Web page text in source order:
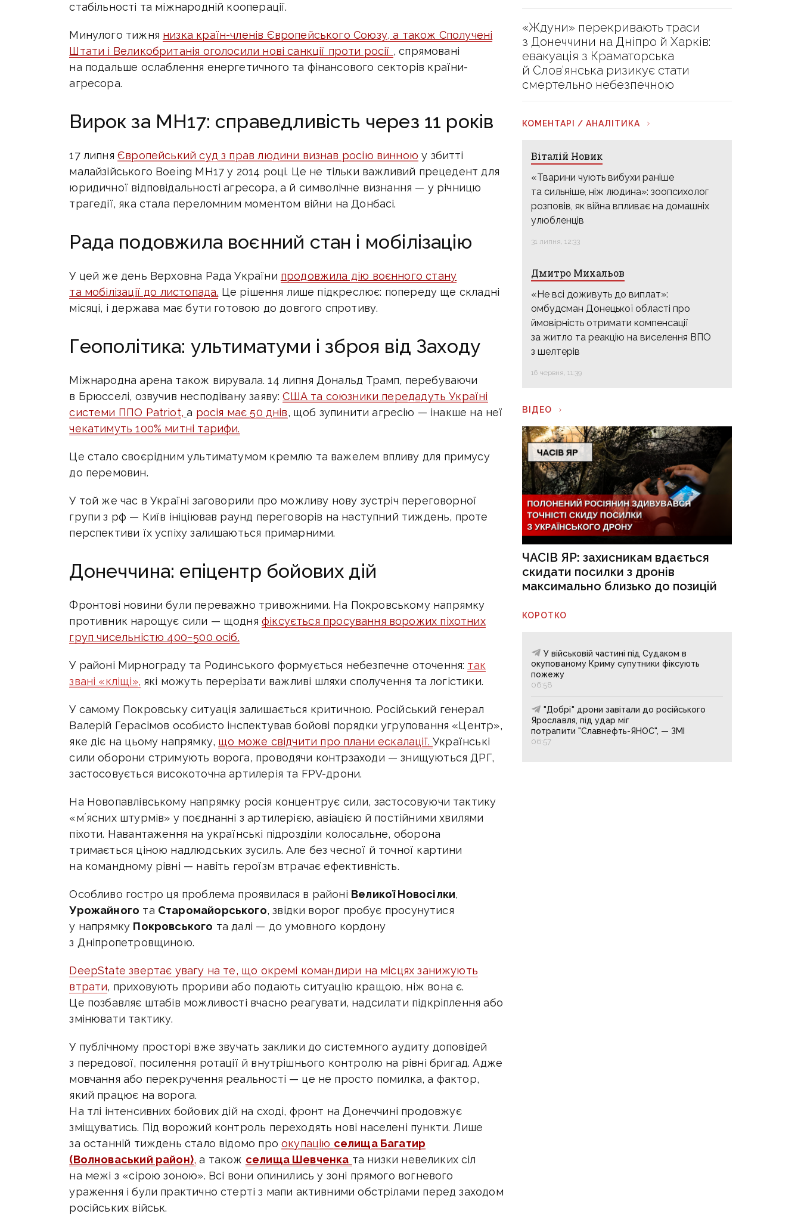
стабільності та міжнародній кооперації.
Минулого тижня низка країн-членів Європейського Союзу, а також Сполучені
Штати і Великобританія оголосили нові санкції проти росії , спрямовані
на подальше ослаблення енергетичного та фінансового секторів країни-
агресора.
Вирок за MH17: справедливість через 11 років
17 липняЄвропейський суд з прав людини визнав росію винною у збитті
малайзійського Boeing MH17 у 2014 році. Це не тільки важливий прецедент для
юридичної відповідальності агресора, а й символічне визнання — у річницю
трагедії, яка стала переломним моментом війни на Донбасі.
Рада подовжила воєнний стан і мобілізацію
У цей же день Верховна Рада України продовжила дію воєнного стану
та мобілізації до листопада. Це рішення лише підкреслює: попереду ще складні
місяці, і держава має бути готовою до довгого спротиву.
Геополітика: ультиматуми і зброя від Заходу
Міжнародна арена також вирувала. 14 липня Дональд Трамп, перебуваючи
в Брюсселі, озвучив несподівану заяву:США та союзники передадуть Україні
системи ППО Patriot,а росія має 50 днів, щоб зупинити агресію — інакше на неї
чекатимуть 100% митні тарифи.
Це стало своєрідним ультиматумом кремлю та важелем впливу для примусу
до перемовин.
У той же час в Україні заговорили про можливу нову зустріч переговорної
групи з рф — Київ ініціював раунд переговорів на наступний тиждень, проте
перспективи їх успіху залишаються примарними.
Донеччина: епіцентр бойових дій
Фронтові новини були переважно тривожними. На Покровському напрямку
противник нарощує сили — щодня фіксується просування ворожих піхотних
груп чисельністю 400−500 осіб.
У районі Мирнограду та Родинського формується небезпечне оточення: так
звані «кліщі», які можуть перерізати важливі шляхи сполучення та логістики.
У самому Покровську ситуація залишається критичною. Російський генерал
Валерій Герасімов особисто інспектував бойові порядки угруповання «Центр»,
яке діє на цьому напрямку, що може свідчити про плани ескалації.Українські
сили оборони стримують ворога, проводячи контрзаходи — знищуються ДРГ,
застосовується високоточна артилерія та FPV-дрони.
На Новопавлівському напрямку росія концентрує сили, застосовуючи тактику
«мʼясних штурмів» у поєднанні з артилерією, авіацією й постійними хвилями
піхоти. Навантаження на українські підрозділи колосальне, оборона
тримається ціною надлюдських зусиль. Але без чесної й точної картини
на командному рівні — навіть героїзм втрачає ефективність.
Особливо гостро ця проблема проявилася в районі Великої Новосілки,
Урожайного та Старомайорського, звідки ворог пробує просунутися
у напрямку Покровського та далі — до умовного кордону
з Дніпропетровщиною.
DeepState звертає увагу на те, що окремі командири на місцях занижують
втрати, приховують прориви або подають ситуацію кращою, ніж вона є.
Це позбавляє штабів можливості вчасно реагувати, надсилати підкріплення або
змінювати тактику.
У публічному просторі вже звучать заклики до системного аудиту доповідей
з передової, посилення ротації й внутрішнього контролю на рівні бригад. Адже
мовчання або перекручення реальності — це не просто помилка, а фактор,
який працює на ворога.
На тлі інтенсивних бойових дій на сході, фронт на Донеччині продовжує
зміщуватись. Під ворожий контроль переходять нові населені пункти. Лише
за останній тиждень стало відомо проокупацію селища Багатир
(Волноваський район), а також селища Шевченка та низки невеликих сіл
на межі з «сірою зоною». Всі вони опинились у зоні прямого вогневого
ураження і були практично стерті з мапи активними обстрілами перед заходом
російських військ.
«Ждуни» перекривають траси
з Донеччини на Дніпро й Харків:
евакуація з Краматорська
й Слов’янська ризикує стати
смертельно небезпечною
КОМЕНТАРІ / АНАЛІТИКА
Віталій Новик
«Тварини чують вибухи раніше
та сильніше, ніж людина»: зоопсихолог
розповів, як війна впливає на домашніх
улюбленців
31 липня, 12:33
Дмитро Михальов
«Не всі доживуть до виплат»:
омбудсман Донецької області про
ймовірність отримати компенсації
за житло та реакцію на виселення ВПО
з шелтерів
16 червня, 11:39
ВІДЕО
ЧАСІВ ЯР: захисникам вдається
скидати посилки з дронів
максимально близько до позицій
КОРОТКО
У військовій частині під Судаком в
окупованому Криму супутники фіксують
пожежу
06:58
"Добрі" дрони завітали до російського
Ярославля, під удар міг
потрапити "Славнефть-ЯНОС", — ЗМІ
06:57